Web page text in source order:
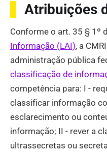
Atribuições
Conforme o art. 35 § 1º
Informação (LAI), a
administração pública
classificação de
competência para: I -
classificar informação
esclarecimento ou
informação; II - rever a
ultrassecretas ou